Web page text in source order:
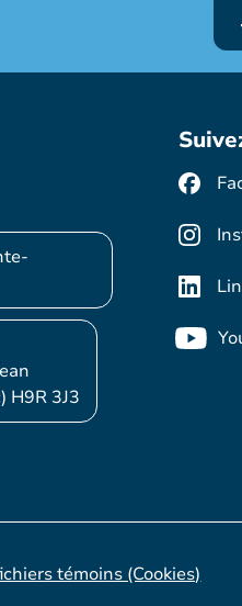
H9R 3J3
témoins (Cookies)